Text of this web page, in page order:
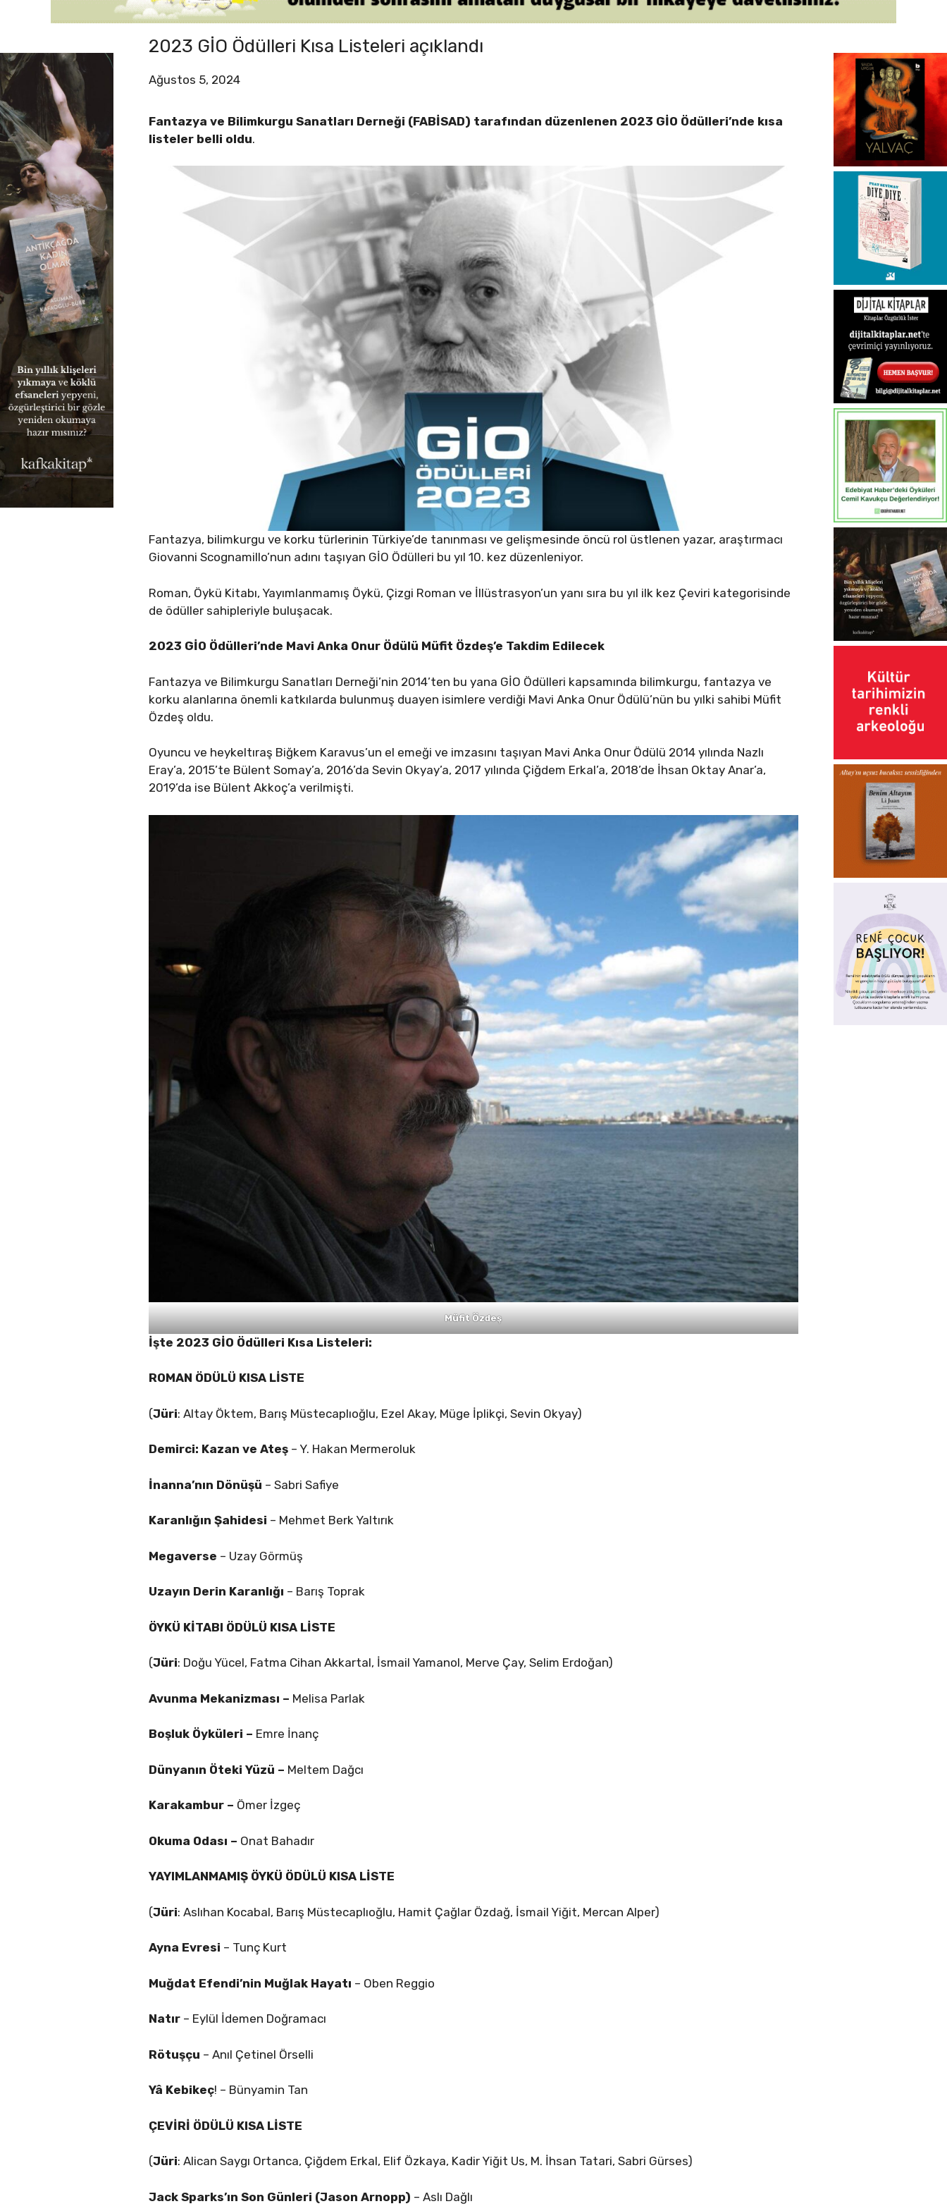
2023 GİO Ödülleri Kısa Listeleri açıklandı
Ağustos 5, 2024
Fantazya ve Bilimkurgu Sanatları Derneği (FABİSAD) tarafından düzenlenen 2023 GİO Ödülleri’nde kısa
listeler belli oldu.
Fantazya, bilimkurgu ve korku türlerinin Türkiye’de tanınması ve gelişmesinde öncü rol üstlenen yazar, araştırmacı
Giovanni Scognamillo’nun adını taşıyan GİO Ödülleri bu yıl 10. kez düzenleniyor.
Roman, Öykü Kitabı, Yayımlanmamış Öykü, Çizgi Roman ve İllüstrasyon’un yanı sıra bu yıl ilk kez Çeviri kategorisinde
de ödüller sahipleriyle buluşacak.
2023 GİO Ödülleri’nde Mavi Anka Onur Ödülü Müfit Özdeş’e Takdim Edilecek
Fantazya ve Bilimkurgu Sanatları Derneği’nin 2014’ten bu yana GİO Ödülleri kapsamında bilimkurgu, fantazya ve
korku alanlarına önemli katkılarda bulunmuş duayen isimlere verdiği Mavi Anka Onur Ödülü’nün bu yılki sahibi Müfit
Özdeş oldu.
Oyuncu ve heykeltıraş Biğkem Karavus’un el emeği ve imzasını taşıyan Mavi Anka Onur Ödülü 2014 yılında Nazlı
Eray’a, 2015’te Bülent Somay’a, 2016’da Sevin Okyay’a, 2017 yılında Çiğdem Erkal’a, 2018’de İhsan Oktay Anar’a,
2019’da ise Bülent Akkoç’a verilmişti.
Müfit Özdeş
İşte 2023 GİO Ödülleri Kısa Listeleri:
ROMAN ÖDÜLÜ KISA LİSTE
(Jüri: Altay Öktem, Barış Müstecaplıoğlu, Ezel Akay, Müge İplikçi, Sevin Okyay)
Demirci: Kazan ve Ateş – Y. Hakan Mermeroluk
İnanna’nın Dönüşü – Sabri Safiye
Karanlığın Şahidesi – Mehmet Berk Yaltırık
Megaverse – Uzay Görmüş
Uzayın Derin Karanlığı – Barış Toprak
ÖYKÜ KİTABI ÖDÜLÜ KISA LİSTE
(Jüri: Doğu Yücel, Fatma Cihan Akkartal, İsmail Yamanol, Merve Çay, Selim Erdoğan)
Avunma Mekanizması – Melisa Parlak
Boşluk Öyküleri – Emre İnanç
Dünyanın Öteki Yüzü – Meltem Dağcı
Karakambur – Ömer İzgeç
Okuma Odası – Onat Bahadır
YAYIMLANMAMIŞ ÖYKÜ ÖDÜLÜ KISA LİSTE
(Jüri: Aslıhan Kocabal, Barış Müstecaplıoğlu, Hamit Çağlar Özdağ, İsmail Yiğit, Mercan Alper)
Ayna Evresi – Tunç Kurt
Muğdat Efendi’nin Muğlak Hayatı – Oben Reggio
Natır – Eylül İdemen Doğramacı
Rötuşçu – Anıl Çetinel Örselli
Yâ Kebikeç! – Bünyamin Tan
ÇEVİRİ ÖDÜLÜ KISA LİSTE
(Jüri: Alican Saygı Ortanca, Çiğdem Erkal, Elif Özkaya, Kadir Yiğit Us, M. İhsan Tatari, Sabri Gürses)
Jack Sparks’ın Son Günleri (Jason Arnopp) – Aslı Dağlı